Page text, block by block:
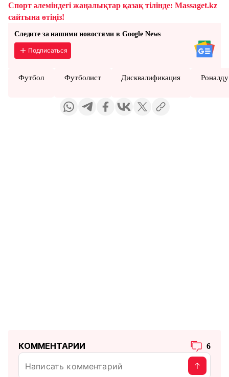
Спорт әлеміндегі жаңалықтар қазақ тілінде: Massaget.kz
сайтына өтіңіз!
Следите за нашими новостями в Google News
Подписаться
Футбол Футболист Дисквалификация Роналду
КОММЕНТАРИИ 6